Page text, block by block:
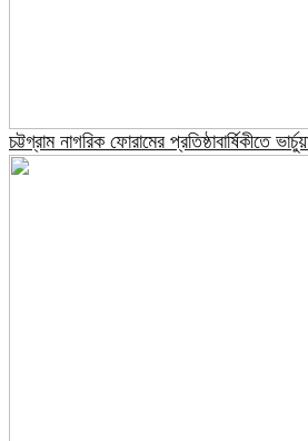
চট্টগ্রাম নাগরিক ফোরামের প্রতিষ্ঠাবার্ষিকীতে